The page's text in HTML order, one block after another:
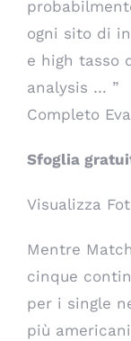
ogni sito di
e high tasso
analysis … ”
Completo
Sfoglia
Visualizza
Mentre
cinque
per i single
più